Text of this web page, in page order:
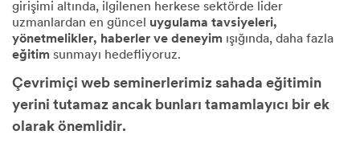
girişimi altında, ilgilenen herkese sektörde lider
uzmanlardan en güncel uygulama tavsiyeleri,
yönetmelikler, haberler ve deneyim ışığında, daha fazla
eğitim sunmayı hedefliyoruz.
Çevrimiçi web seminerlerimiz sahada eğitimin
yerini tutamaz ancak bunları tamamlayıcı bir ek
olarak önemlidir.